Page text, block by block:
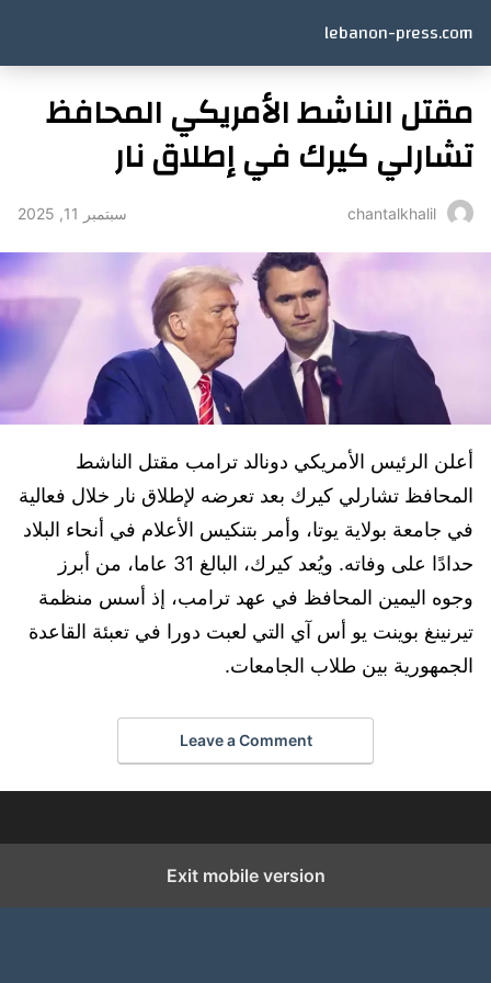
lebanon-press.com
مقتل الناشط الأمريكي المحافظ
تشارلي كيرك في إطلاق نار
chantalkhalil سبتمبر 11, 2025
أعلن الرئيس الأمريكي دونالد ترامب مقتل الناشط
المحافظ تشارلي كيرك بعد تعرضه لإطلاق نار خلال فعالية
في جامعة بولاية يوتا، وأمر بتنكيس الأعلام في أنحاء البلاد
حدادًا على وفاته. ويُعد كيرك، البالغ 31 عاما، من أبرز
وجوه اليمين المحافظ في عهد ترامب، إذ أسس منظمة
تيرنينغ بوينت يو أس آي التي لعبت دورا في تعبئة القاعدة
الجمهورية بين طلاب الجامعات.
Leave a Comment
Exit mobile version